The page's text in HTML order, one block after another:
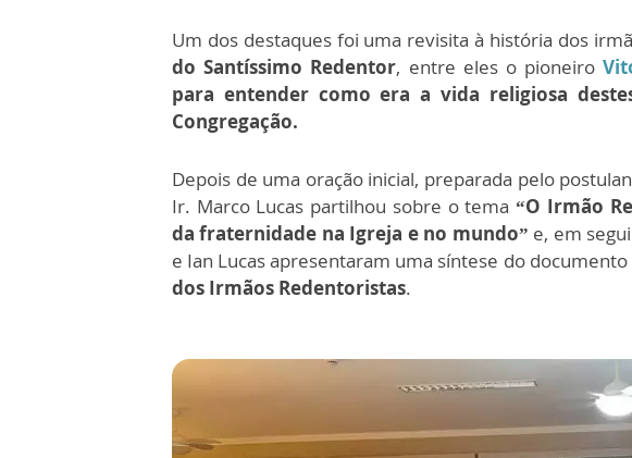
Um dos destaques foi uma revisita à história dos
do Santíssimo Redentor, entre eles o pioneiro
para entender como era a vida religiosa
Congregação.
Depois de uma oração inicial, preparada pelo
Ir. Marco Lucas partilhou sobre o tema“O Irmão
da fraternidade na Igreja e no mundo” e, em
e Ian Lucas apresentaram uma síntese do
dos Irmãos Redentoristas.